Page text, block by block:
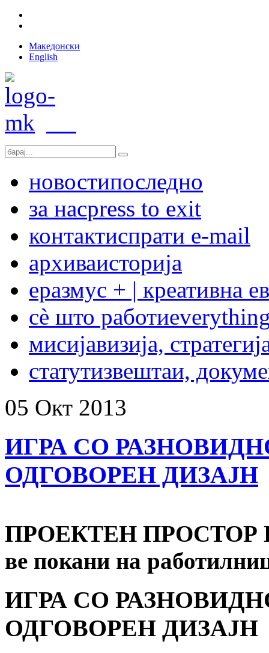
Македонски
English
новостипоследно
за насpress to exit
контактиспрати e-mail
архиваисторија
еразмус + | креативна
сѐ што работи
мисијавизија,
статутизвештаи,
05 Окт 2013
ИГРА СО
ОДГОВОРЕН ДИЗАЈН
ПРОЕКТЕН ПРОСТОР
ве покани на
ИГРА СО
ОДГОВОРЕН ДИЗАЈН